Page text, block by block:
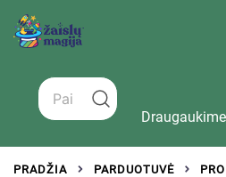
Draugaukime
PRADŽIA PARDUOTUVĖ